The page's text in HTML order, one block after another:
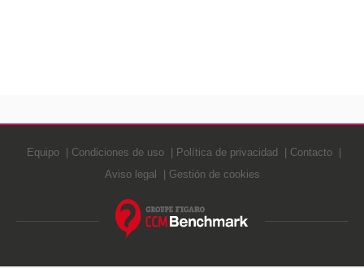
Equipo Condiciones de uso Política de privacidad
Contacto
Aviso legal
Gestión de cookies